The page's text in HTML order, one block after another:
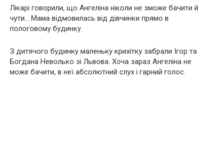
Лікарі говорили, що Ангеліна ніколи не зможе бачити й
чути… Мама відмовилась від дівчинки прямо в
пологовому будинку.
З дитячого будинку маленьку крихітку забрали Ігор та
Богдана Неволько зі Львова. Хоча зараз Ангеліна не
може бачити, в неї абсолютний слух і гарний голос.